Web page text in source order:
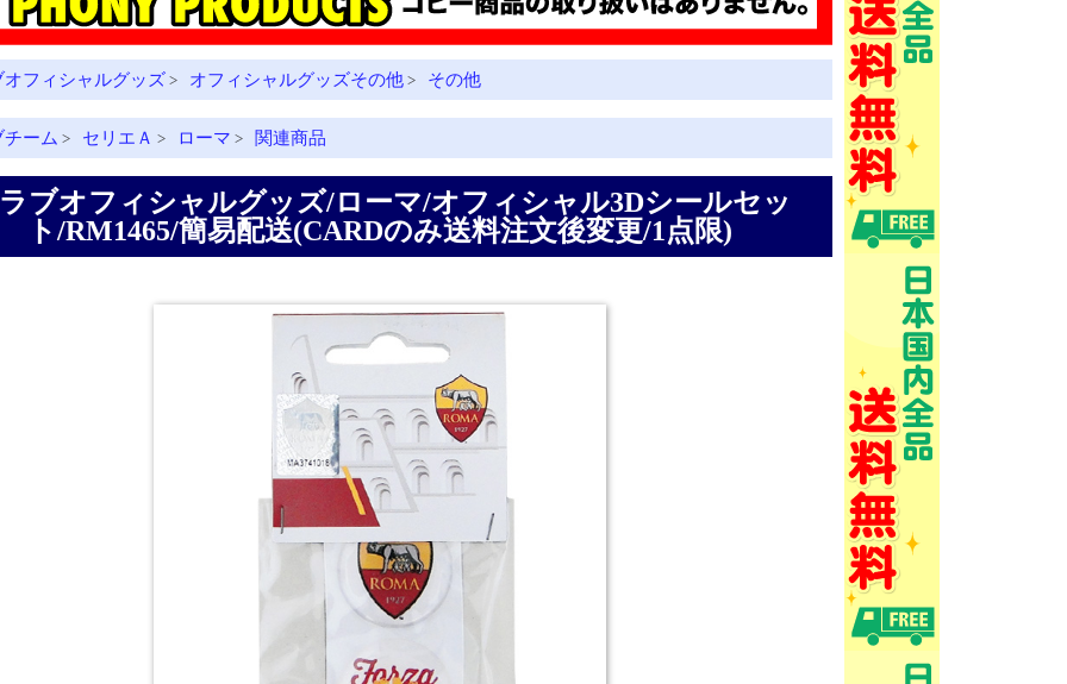
オフィシャルグッズ > オフィシャルグッズその他 > その他
ーム > セリエＡ > ローマ > 関連商品
ブオフィシャルグッズ/ローマ/オフィシャル3Dシールセッ
ト/RM1465/簡易配送(CARDのみ送料注文後変更/1点限)